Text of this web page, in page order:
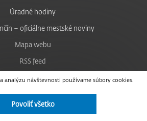
analýzu návštevnosti používame súbory cookies.
Povoliť všetko
Úradné hodiny
– oficiálne mestské noviny
Mapa webu
RSS feed
Nastavenie cookies
Facebook